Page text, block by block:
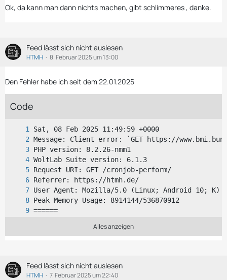
Ok, da kann man dann nichts machen, gibt schlimmeres , danke.
Feed lässt sich nicht auslesen
HTMH 8. Februar 2025 um 13:00
Den Fehler habe ich seit dem 22.01.2025
Code
Stack Trace: [{"file":"\/www\/htdocs\/
Alles anzeigen
Feed lässt sich nicht auslesen
HTMH 7. Februar 2025 um 22:40